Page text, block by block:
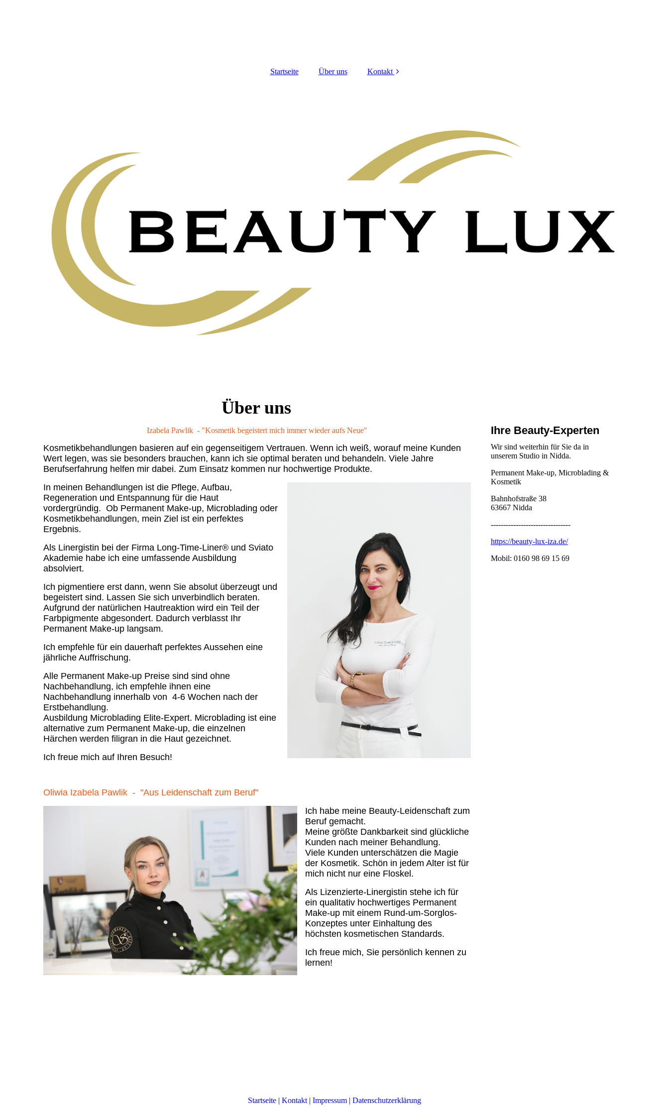
Startseite Über uns Kontakt
Über uns
Izabela Pawlik - "Kosmetik begeistert mich immer wieder aufs Neue"
Kosmetikbehandlungen basieren auf ein gegenseitigem Vertrauen. Wenn ich weiß, worauf meine Kunden
Wert legen, was sie besonders brauchen, kann ich sie optimal beraten und behandeln. Viele Jahre
Berufserfahrung helfen mir dabei. Zum Einsatz kommen nur hochwertige Produkte.
In meinen Behandlungen ist die Pflege, Aufbau,
Regeneration und Entspannung für die Haut
vordergründig. Ob Permanent Make-up, Microblading oder
Kosmetikbehandlungen, mein Ziel ist ein perfektes
Ergebnis.
Als Linergistin bei der Firma Long-Time-Liner® und Sviato
Akademie habe ich eine umfassende Ausbildung
absolviert.
Ich pigmentiere erst dann, wenn Sie absolut überzeugt und
begeistert sind. Lassen Sie sich unverbindlich beraten.
Aufgrund der natürlichen Hautreaktion wird ein Teil der
Farbpigmente abgesondert. Dadurch verblasst Ihr
Permanent Make-up langsam.
Ich empfehle für ein dauerhaft perfektes Aussehen eine
jährliche Auffrischung.
Alle Permanent Make-up Preise sind sind ohne
Nachbehandlung, ich empfehle ihnen eine
Nachbehandlung innerhalb von 4-6 Wochen nach der
Erstbehandlung.
Ausbildung Microblading Elite-Expert. Microblading ist eine
alternative zum Permanent Make-up, die einzelnen
Härchen werden filigran in die Haut gezeichnet.
Ich freue mich auf Ihren Besuch!
Oliwia Izabela Pawlik - "Aus Leidenschaft zum Beruf"
Ich habe meine Beauty-Leidenschaft zum
Beruf gemacht.
Meine größte Dankbarkeit sind glückliche
Kunden nach meiner Behandlung.
Viele Kunden unterschätzen die Magie
der Kosmetik. Schön in jedem Alter ist für
mich nicht nur eine Floskel.
Als Lizenzierte-Linergistin stehe ich für
ein qualitativ hochwertiges Permanent
Make-up mit einem Rund-um-Sorglos-
Konzeptes unter Einhaltung des
höchsten kosmetischen Standards.
Ich freue mich, Sie persönlich kennen zu
lernen!
Ihre Beauty-Experten
Wir sind weiterhin für Sie da in
unserem Studio in Nidda.
Permanent Make-up, Microblading &
Kosmetik
Bahnhofstraße 38
63667 Nidda
--------------------------------
https://beauty-lux-iza.de/
Mobil: 0160 98 69 15 69
Startseite | Kontakt | Impressum | Datenschutzerklärung